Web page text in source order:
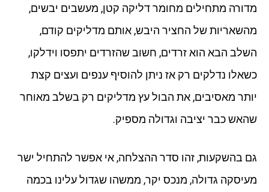
מדורה מתחילים מחומר דליקה קטן, מעשבים יבשים,
מהשאריות של החציר היבש, אותם מדליקים קודם,
השלב הבא הוא זרדים, חשוב שהזרדים יתפסו וידלקו,
כשאלו נדלקים רק אז ניתן להוסיף ענפים ועצים קצת
יותר מאסיבים, את הבול עץ מדליקים רק בשלב מאוחר
שהאש כבר יציבה וגדולה מספיק.
גם בהשקעות, זהו סדר ההצלחה, אי אפשר להתחיל ישר
מעיסקה גדולה, מנכס יקר, ממשהו שגדול עלינו בכמה